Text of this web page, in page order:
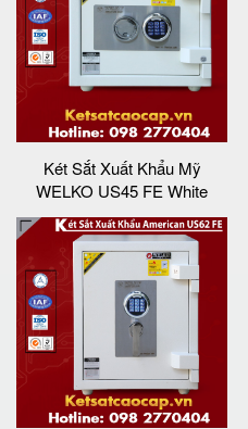
Két Sắt Xuất Khẩu Mỹ
WELKO US45 FE White